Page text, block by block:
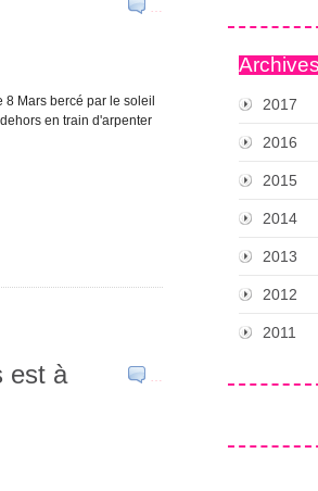
…
Mars bercé par le soleil
en train d'arpenter
…
est à
Archives
2017
2016
2015
2014
2013
2012
2011